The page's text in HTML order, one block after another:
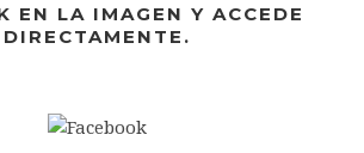
EN LA IMAGEN Y ACCEDE
DIRECTAMENTE.